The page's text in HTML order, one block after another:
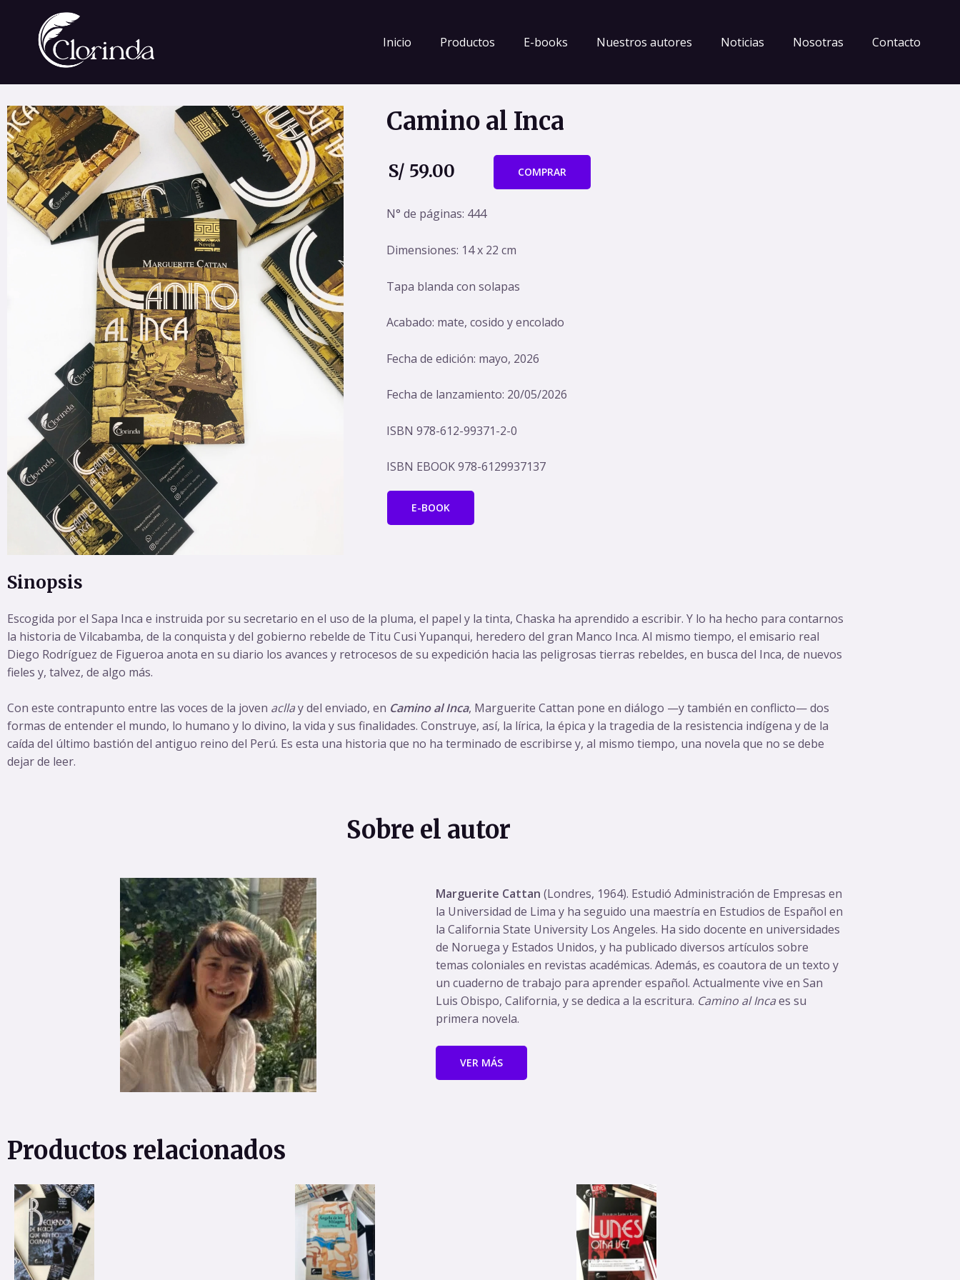
Inicio Productos E-books Nuestros autores Noticias Nosotras Contacto
Camino al Inca
S/ 59.00 COMPRAR
N° de páginas: 444
Dimensiones: 14 x 22 cm
Tapa blanda con solapas
Acabado: mate, cosido y encolado
Fecha de edición: mayo, 2026
Fecha de lanzamiento: 20/05/2026
ISBN978-612-99371-2-0
ISBN EBOOK978-6129937137
E-BOOK
Sinopsis
Escogida por el Sapa Inca e instruida por su secretario en el uso de la pluma, el papel y la tinta, Chaska ha aprendido a escribir. Y lo ha hecho para contarnos
la historia de Vilcabamba, de la conquista y del gobierno rebelde de Titu Cusi Yupanqui, heredero del gran Manco Inca. Al mismo tiempo, el emisario real
Diego Rodríguez de Figueroa anota en su diario los avances y retrocesos de su expedición hacia las peligrosas tierras rebeldes, en busca del Inca, de nuevos
fieles y, talvez, de algo más.
Con este contrapunto entre las voces de la joven acllay del enviado, en Camino al Inca, Marguerite Cattan pone en diálogo —y también en conflicto— dos
formas de entender el mundo, lo humano y lo divino, la vida y sus finalidades. Construye, así, la lírica, la épica y la tragedia de la resistencia indígena y de la
caída del último bastión del antiguo reino del Perú. Es esta una historia que no ha terminado de escribirse y, al mismo tiempo, una novela que no se debe
dejar de leer.
Sobre el autor
Marguerite Cattan (Londres, 1964). Estudió Administración de Empresas en
la Universidad de Lima y ha seguido una maestría en Estudios de Español en
la California State University Los Angeles. Ha sido docente en universidades
de Noruega y Estados Unidos, y ha publicado diversos artículos sobre
temas coloniales en revistas académicas. Además, es coautora de un texto y
un cuaderno de trabajo para aprender español. Actualmente vive en San
Luis Obispo, California, y se dedica a la escritura. Camino al Incaes su
primera novela.
VER MÁS
Productos relacionados